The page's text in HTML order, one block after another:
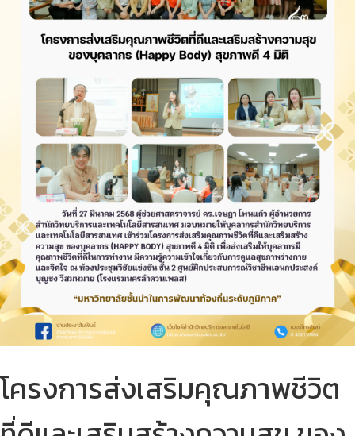
โครงการส่งเสริมคุณภาพชีวิต